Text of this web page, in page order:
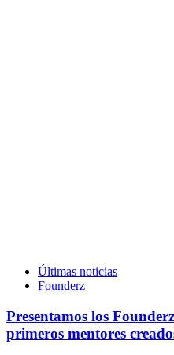
Últimas noticias
Founderz
Presentamos los
primeros mentores